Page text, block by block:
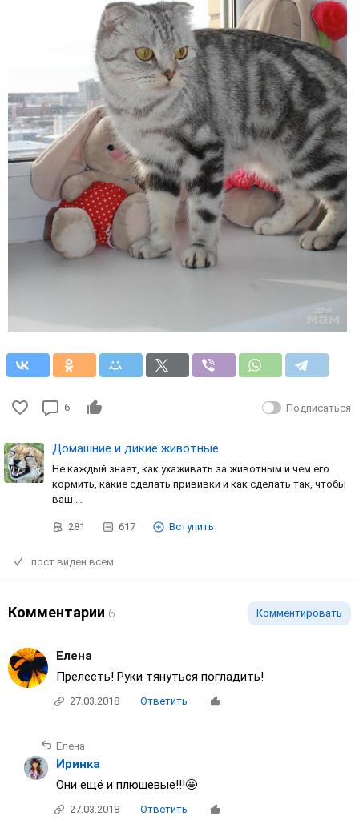
6 Подписаться
Домашние и дикие животные
Не каждый знает, как ухаживать за животным и чем его
кормить, какие сделать прививки и как сделать так, чтобы
ваш …
281 617 Вступить
пост виден всем
Комментарии 6 Комментировать
Елена
Прелесть! Руки тянуться погладить!
27.03.2018 Ответить
Елена
Иринка
Они ещё и плюшевые!!!🤩
27.03.2018 Ответить